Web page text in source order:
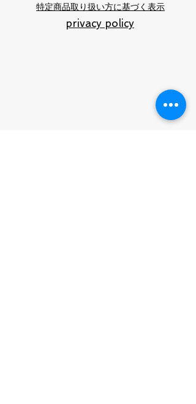
特定商品取り扱い方に基づく表示
privacy policy